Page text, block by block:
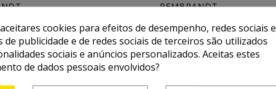
€
REMBRANDT
Escuro 8
3,30 €2,48 €
Adicionar ao carrinho
cookies para efeitos de desempenho, redes sociais e
de publicidade e de redes sociais de terceiros são utilizados
sociais e anúncios personalizados. Aceitas estes
de dados pessoais envolvidos?